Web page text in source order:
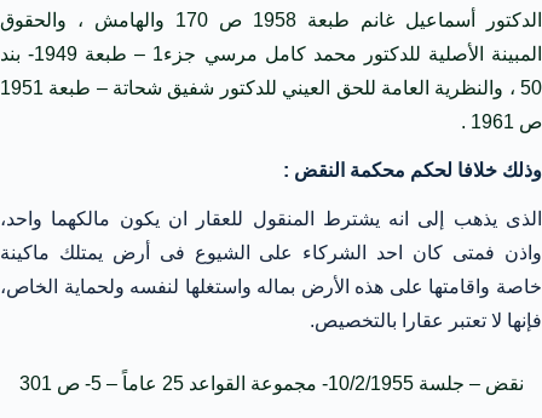
الدكتور أسماعيل غانم طبعة 1958 ص 170 والهامش ، والحقوق
المبينة الأصلية للدكتور محمد كامل مرسي جزء1 – طبعة 1949- بند
50 ، والنظرية العامة للحق العيني للدكتور شفيق شحاتة – طبعة 1951
ص 1961 .
وذلك خلافا لحكم محكمة النقض :
الذى يذهب إلى انه يشترط المنقول للعقار ان يكون مالكهما واحد،
واذن فمتى كان احد الشركاء على الشيوع فى أرض يمتلك ماكينة
خاصة واقامتها على هذه الأرض بماله واستغلها لنفسه ولحماية الخاص،
فإنها لا تعتبر عقارا بالتخصيص.
نقض – جلسة 10/2/1955- مجموعة القواعد 25 عاماً – 5- ص 301